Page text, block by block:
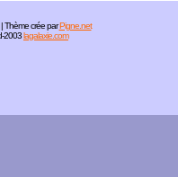
Thème crée parPigne.net
2003lagalaxie.com